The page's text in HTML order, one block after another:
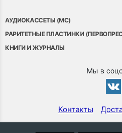
АУДИОКАССЕТЫ (MC)
РАРИТЕТНЫЕ ПЛАСТИНКИ
КНИГИ И ЖУРНАЛЫ
Мы в
Контакты